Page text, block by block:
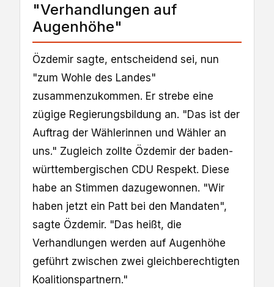
"Verhandlungen auf
Augenhöhe"
Özdemir sagte, entscheidend sei, nun
"zum Wohle des Landes"
zusammenzukommen. Er strebe eine
zügige Regierungsbildung an. "Das ist der
Auftrag der Wählerinnen und Wähler an
uns." Zugleich zollte Özdemir der baden-
württembergischen CDU Respekt. Diese
habe an Stimmen dazugewonnen. "Wir
haben jetzt ein Patt bei den Mandaten",
sagte Özdemir. "Das heißt, die
Verhandlungen werden auf Augenhöhe
geführt zwischen zwei gleichberechtigten
Koalitionspartnern."